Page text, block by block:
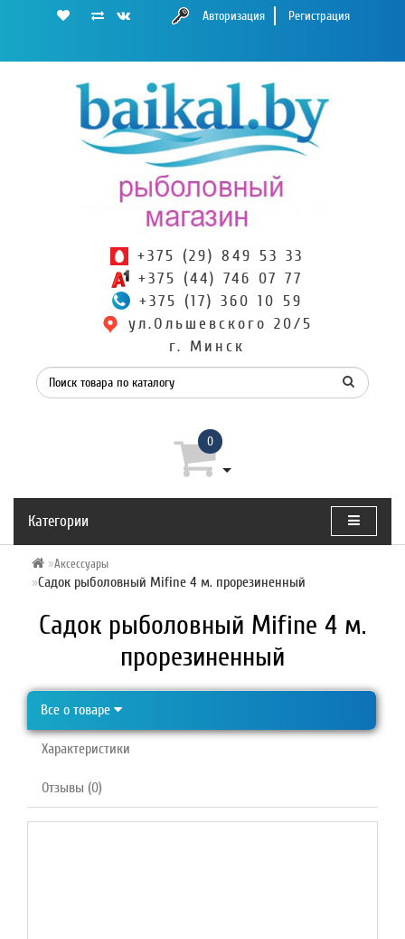
Авторизация Регистрация
+375 (29) 849 53 33
+375 (44) 746 07 77
+375 (17) 360 10 59
ул.Ольшевского 20/5
г. Минск
0
Категории
Аксессуары
Садок рыболовный Mifine 4 м. прорезиненный
Садок рыболовный Mifine 4 м.
прорезиненный
Все о товаре
Характеристики
Отзывы (0)